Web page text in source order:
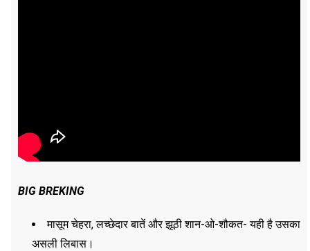
BIG BREKING
मासूम चेहरा, लच्छेदार बातें और झूठी शान-ओ-शौकत- यही है उसका
असली लिबास।